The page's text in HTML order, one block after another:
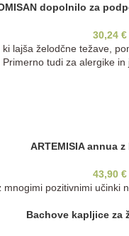
dopolnilo za
30,24 €
lajša želodčne težave,
Primerno tudi za alergike in
ARTEMISIA annua z
43,90 €
mnogimi pozitivnimi
Bachove kapljice za